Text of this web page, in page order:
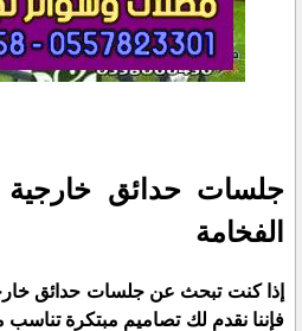
جلسات حدائق
الفخامة
إذا كنت تبحث عن جلسات حدائق
فإننا نقدم لك تصاميم مبتكرة